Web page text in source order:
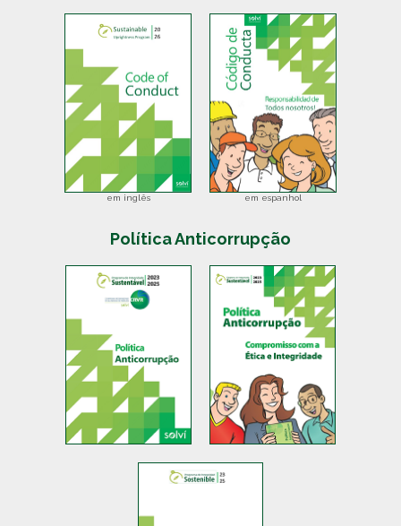
em inglês em espanhol
Política Anticorrupção